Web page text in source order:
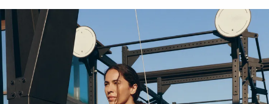
حمالات
صدر
رياضية
جمبسوتات
شورتات
| تنانير